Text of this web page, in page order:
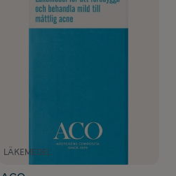
LÄKEMEDEL